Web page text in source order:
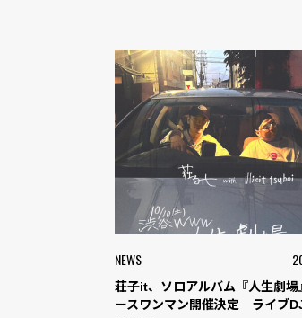
NEWS
荘子it、ソロアルバム『人生劇場
ースワンマン開催決定 ライブ